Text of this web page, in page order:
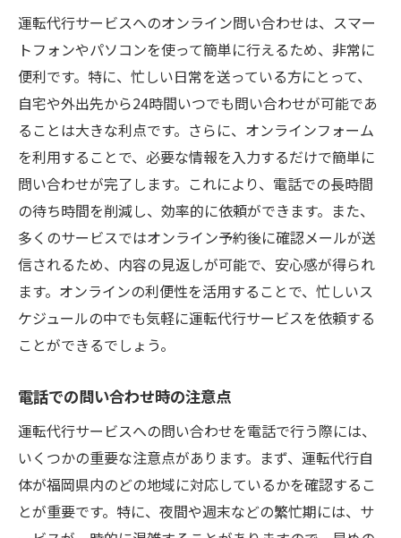
運転代行サービスへのオンライン問い合わせは、スマー
トフォンやパソコンを使って簡単に行えるため、非常に
便利です。特に、忙しい日常を送っている方にとって、
自宅や外出先から24時間いつでも問い合わせが可能であ
ることは大きな利点です。さらに、オンラインフォーム
を利用することで、必要な情報を入力するだけで簡単に
問い合わせが完了します。これにより、電話での長時間
の待ち時間を削減し、効率的に依頼ができます。また、
多くのサービスではオンライン予約後に確認メールが送
信されるため、内容の見返しが可能で、安心感が得られ
ます。オンラインの利便性を活用することで、忙しいス
ケジュールの中でも気軽に運転代行サービスを依頼する
ことができるでしょう。
電話での問い合わせ時の注意点
運転代行サービスへの問い合わせを電話で行う際には、
いくつかの重要な注意点があります。まず、運転代行自
体が福岡県内のどの地域に対応しているかを確認するこ
とが重要です。特に、夜間や週末などの繁忙期には、サ